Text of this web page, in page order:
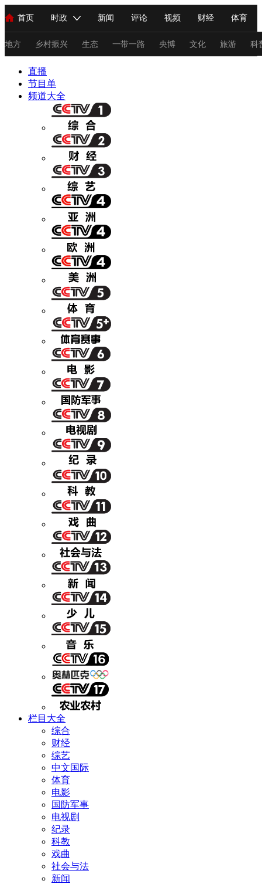
首页 时政 新闻 评论 视频 财经 体育
人民领袖习近平 联播+ 中国领导人 央视快评 习式妙语
直播 栏目大全 节目单 听音 微视频 主持人
海外频道 iPanda English Монгол
地方 乡村振兴 生态 一带一路 央博 文化 旅游 科
总台春晚
国内 国际
人民领袖习近平
小央视频
前线 比划
直播 竞猜
VIP会员 CCTV奥林匹克频道
教育 乡村振兴
大国智造 大国展会
CCTV.节目官网 直播
直播
节目单
频道大全
栏目大全
综合
财经
综艺
中文国际
体育
电影
国防军事
电视剧
纪录
科教
戏曲
社会与法
新闻